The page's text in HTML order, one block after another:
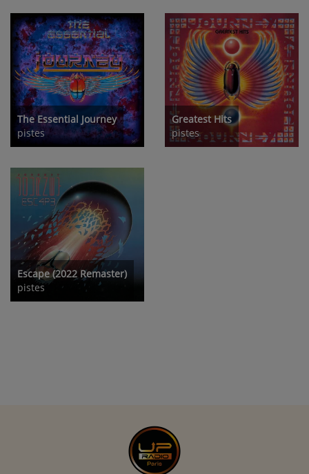
The Essential Journey
pistes
Greatest Hits
pistes
Escape (2022 Remaster)
pistes